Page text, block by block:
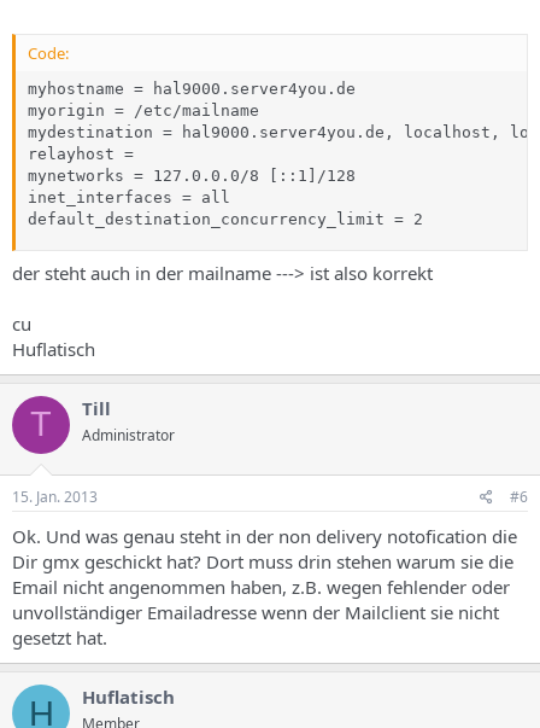
Code:
myhostname = hal9000.server4you.de
myorigin = /etc/mailname
mydestination = hal9000.server4you.de, localhost,
relayhost =
mynetworks = 127.0.0.0/8 [::1]/128
inet_interfaces = all
default_destination_concurrency_limit = 2
der steht auch in der mailname ---> ist also korrekt
cu
Huflatisch
T Till
Administrator
15. Jan. 2013 #6
Ok. Und was genau steht in der non delivery notofication die
Dir gmx geschickt hat? Dort muss drin stehen warum sie die
Email nicht angenommen haben, z.B. wegen fehlender oder
unvollständiger Emailadresse wenn der Mailclient sie nicht
gesetzt hat.
H Huflatisch
Member